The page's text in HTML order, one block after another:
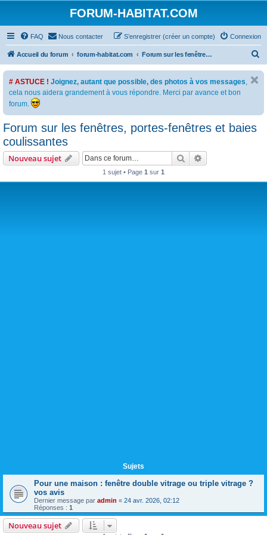
FORUM-HABITAT.COM
FAQ Nous contacter Connexion
S’enregistrer (créer un compte)
Accueil du forum forum-habitat.com Forum sur les fenêtres, portes-fenêtres et baies coulissantes
e
r
# ASTUCE ! Joignez, autant que possible, des photos à vos messages,
cela nous aidera grandement à vous répondre. Merci par avance et bon
forum.
Forum sur les fenêtres, portes-fenêtres et baies
coulissantes
Nouveau sujet Rechercher
1 sujet • Page 1 sur 1
Sujets
Pour une maison : fenêtre double vitrage ou triple vitrage ?
vos avis
Dernier message par admin « 24 avr. 2026, 02:12
Réponses : 1
Nouveau sujet